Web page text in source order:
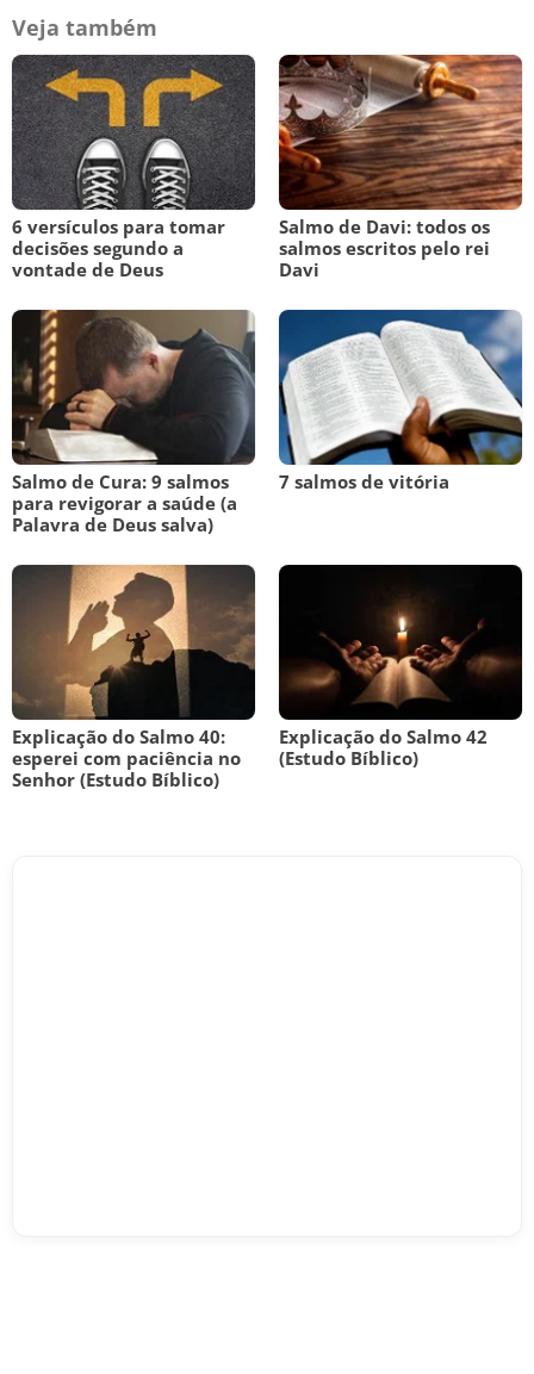
Veja também
6 versículos para tomar
decisões segundo a
vontade de Deus
Salmo de Davi: todos os
salmos escritos pelo rei
Davi
Salmo de Cura: 9 salmos
para revigorar a saúde (a
Palavra de Deus salva)
7 salmos de vitória
Explicação do Salmo 40:
esperei com paciência no
Senhor (Estudo Bíblico)
Explicação do Salmo 42
(Estudo Bíblico)